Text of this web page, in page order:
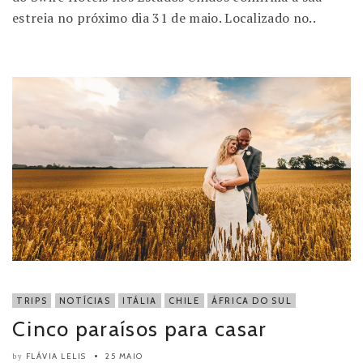
estreia no próximo dia 31 de maio. Localizado no..
TRIPS NOTÍCIAS ITÁLIA CHILE ÁFRICA DO SUL
Cinco paraísos para casar
by FLÁVIA LELIS 25 MAIO